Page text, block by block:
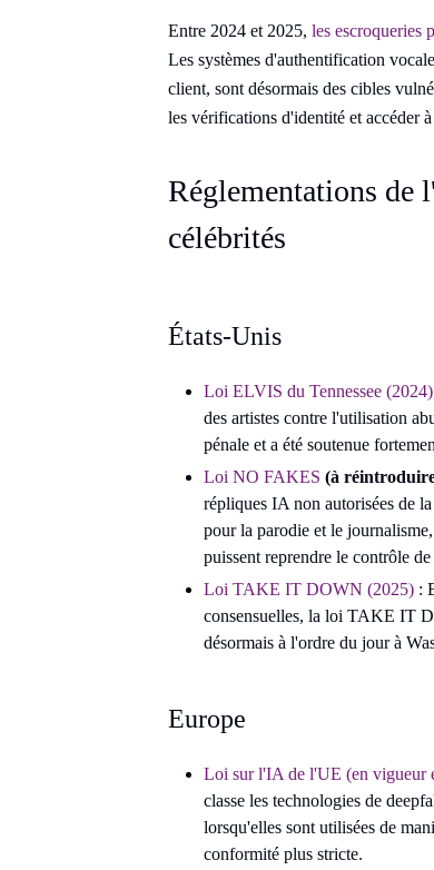
Entre 2024 et 2025, les escroqueries
Les systèmes d'authentification
client, sont désormais des cibles
les vérifications d'identité et accéder
Réglementations de
célébrités
États-Unis
Loi ELVIS du Tennessee (2024)
des artistes contre l'utilisation
pénale et a été soutenue
Loi NO FAKES (à
répliques IA non autorisées de
pour la parodie et le
puissent reprendre le contrôle
Loi TAKE IT DOWN (2025) :
consensuelles, la loi TAKE IT
désormais à l'ordre du jour à
Europe
Loi sur l'IA de l'UE (en vigueur
classe les technologies de
lorsqu'elles sont utilisées de
conformité plus stricte.